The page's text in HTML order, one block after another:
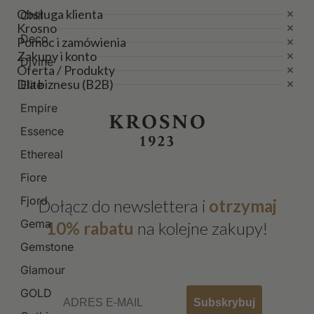
Chill
Deco
Divine
Elite
Empire
Essence
Ethereal
Fiore
Fjord
Gema
Gemstone
Glamour
GOLD
Obsługa klienta
Krosno
Pomoc i zamówienia
Zakupy i konto
Oferta / Produkty
Dla biznesu (B2B)
Dołącz do newslettera i otrzymaj
10% rabatu na kolejne zakupy!
Subskrybuj